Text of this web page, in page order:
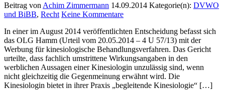
Beitrag von Achim Zimmermann 14.09.2014 Kategorie(n): DVWO
und BiBB, Recht Keine Kommentare
In einer im August 2014 veröffentlichten Entscheidung befasst sich
das OLG Hamm (Urteil vom 20.05.2014 – 4 U 57/13) mit der
Werbung für kinesiologische Behandlungsverfahren. Das Gericht
urteilte, dass fachlich umstrittene Wirkungsangaben in den
werblichen Aussagen einer Kinesiologin unzulässig sind, wenn
nicht gleichzeitig die Gegenmeinung erwähnt wird. Die
Kinesiologin bietet in ihrer Praxis „begleitende Kinesiologie“ […]